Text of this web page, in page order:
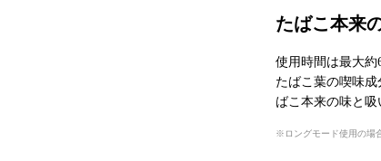
たばこ本来
使用時間は最大約
たばこ葉の喫味
ばこ本来の味と吸
ロングモード使用の場